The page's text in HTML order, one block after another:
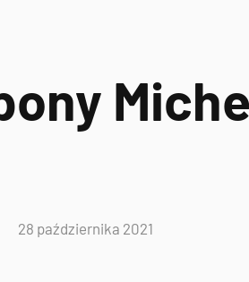
28 października 2021